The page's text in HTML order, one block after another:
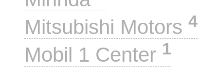
Mitsubishi Motors 4
Mobil 1 Center 1